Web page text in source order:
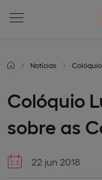
Notícias
Colóquio
sobre as
22 jun 2018